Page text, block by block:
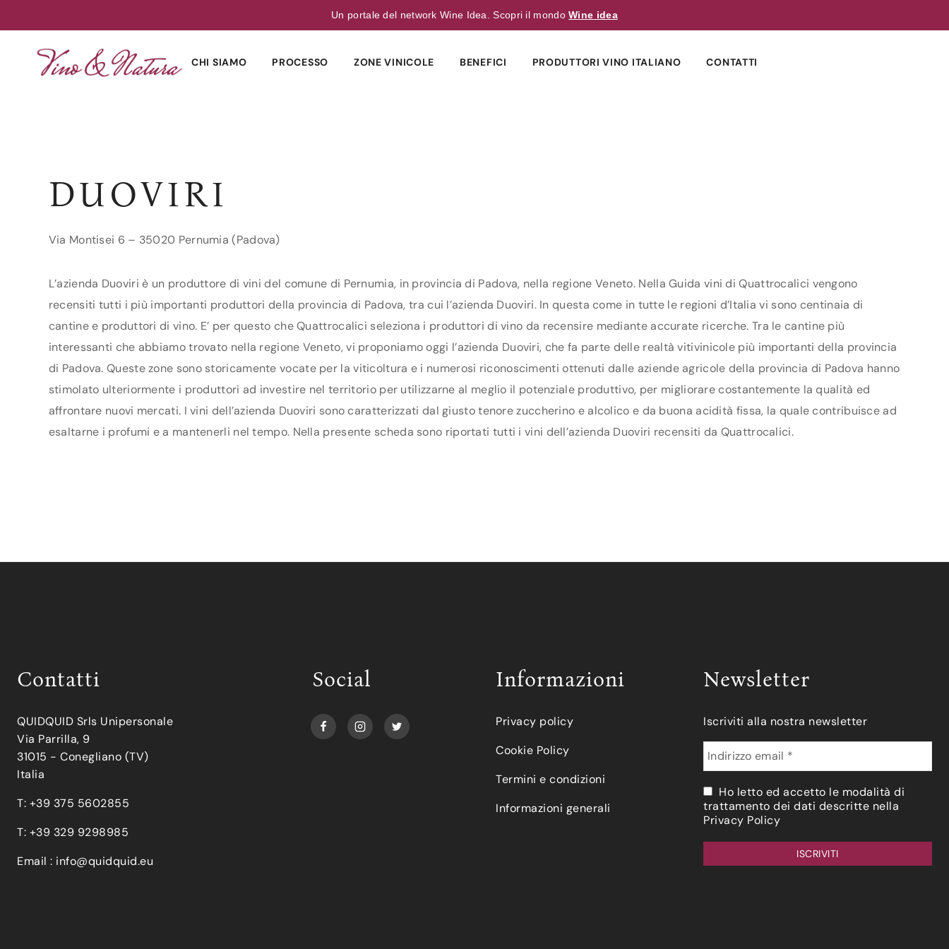
Un portale del network Wine Idea. Scopri il mondoWine idea
CHI SIAMO PROCESSO ZONE VINICOLE BENEFICI PRODUTTORI VINO ITALIANO CONTATTI
DUOVIRI
Via Montisei 6 – 35020 Pernumia (Padova)
L’azienda Duoviri è un produttore di vini del comune di Pernumia, in provincia di Padova, nella regione Veneto. Nella Guida vini di Quattrocalici vengono
recensiti tutti i più importanti produttori della provincia di Padova, tra cui l’azienda Duoviri. In questa come in tutte le regioni d’Italia vi sono centinaia di
cantine e produttori di vino. E’ per questo che Quattrocalici seleziona i produttori di vino da recensire mediante accurate ricerche. Tra le cantine più
interessanti che abbiamo trovato nella regione Veneto, vi proponiamo oggi l’azienda Duoviri, che fa parte delle realtà vitivinicole più importanti della provincia
di Padova. Queste zone sono storicamente vocate per la viticoltura e i numerosi riconoscimenti ottenuti dalle aziende agricole della provincia di Padova hanno
stimolato ulteriormente i produttori ad investire nel territorio per utilizzarne al meglio il potenziale produttivo, per migliorare costantemente la qualità ed
affrontare nuovi mercati. I vini dell’azienda Duoviri sono caratterizzati dal giusto tenore zuccherino e alcolico e da buona acidità fissa, la quale contribuisce ad
esaltarne i profumi e a mantenerli nel tempo. Nella presente scheda sono riportati tutti i vini dell’azienda Duoviri recensiti da Quattrocalici.
Contatti
QUIDQUID Srls Unipersonale
Via Parrilla, 9
31015 - Conegliano (TV)
Italia
T: +39 375 5602855
T: +39 329 9298985
Email : info@quidquid.eu
Social Informazioni
Privacy policy
Cookie Policy
Termini e condizioni
Informazioni generali
Newsletter
Iscriviti alla nostra newsletter
Ho letto ed accetto le modalità di
trattamento dei dati descritte nella
Privacy Policy